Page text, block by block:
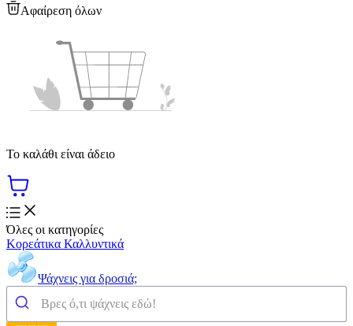
Αφαίρεση όλων
Το καλάθι είναι άδειο
Όλες οι κατηγορίες
Κορεάτικα Καλλυντικά
Ψάχνεις για δροσιά;